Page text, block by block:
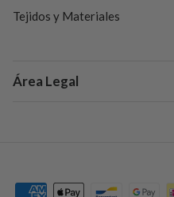
Tejidos y Materiales
Área Legal